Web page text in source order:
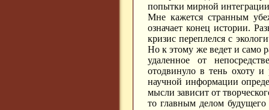
попытки мирной
Мне кажется странным
означает конец истории.
кризис переплелся с
Но к этому же ведет и само
удаленное от
отодвинуло в тень охоту и
научной информации
мысли зависит от
то главным делом будущего